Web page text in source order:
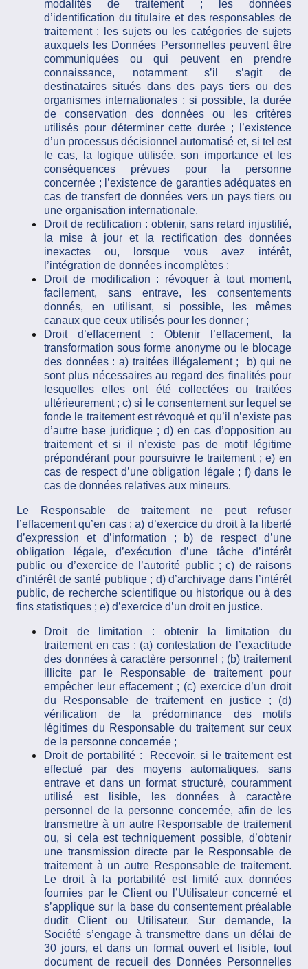
modalités de traitement ; les données
d’identification du titulaire et des responsables de
traitement ; les sujets ou les catégories de sujets
auxquels les Données Personnelles peuvent être
communiquées ou qui peuvent en prendre
connaissance, notamment s’il s’agit de
destinataires situés dans des pays tiers ou des
organismes internationales ; si possible, la durée
de conservation des données ou les critères
utilisés pour déterminer cette durée ; l’existence
d’un processus décisionnel automatisé et, si tel est
le cas, la logique utilisée, son importance et les
conséquences prévues pour la personne
concernée ; l’existence de garanties adéquates en
cas de transfert de données vers un pays tiers ou
une organisation internationale.
Droit de rectification : obtenir, sans retard injustifié,
la mise à jour et la rectification des données
inexactes ou, lorsque vous avez intérêt,
l’intégration de données incomplètes ;
Droit de modification : révoquer à tout moment,
facilement, sans entrave, les consentements
donnés, en utilisant, si possible, les mêmes
canaux que ceux utilisés pour les donner ;
Droit d’effacement : Obtenir l’effacement, la
transformation sous forme anonyme ou le blocage
des données : a) traitées illégalement ; b) qui ne
sont plus nécessaires au regard des finalités pour
lesquelles elles ont été collectées ou traitées
ultérieurement ; c) si le consentement sur lequel se
fonde le traitement est révoqué et qu’il n’existe pas
d’autre base juridique ; d) en cas d’opposition au
traitement et si il n’existe pas de motif légitime
prépondérant pour poursuivre le traitement ; e) en
cas de respect d’une obligation légale ; f) dans le
cas de données relatives aux mineurs.
Le Responsable de traitement ne peut refuser
l’effacement qu’en cas : a) d’exercice du droit à la liberté
d’expression et d’information ; b) de respect d’une
obligation légale, d’exécution d’une tâche d’intérêt
public ou d’exercice de l’autorité public ; c) de raisons
d’intérêt de santé publique ; d) d’archivage dans l’intérêt
public, de recherche scientifique ou historique ou à des
fins statistiques ; e) d’exercice d’un droit en justice.
Droit de limitation : obtenir la limitation du
traitement en cas : (a) contestation de l’exactitude
des données à caractère personnel ; (b) traitement
illicite par le Responsable de traitement pour
empêcher leur effacement ; (c) exercice d’un droit
du Responsable de traitement en justice ; (d)
vérification de la prédominance des motifs
légitimes du Responsable du traitement sur ceux
de la personne concernée ;
Droit de portabilité : Recevoir, si le traitement est
effectué par des moyens automatiques, sans
entrave et dans un format structuré, couramment
utilisé est lisible, les données à caractère
personnel de la personne concernée, afin de les
transmettre à un autre Responsable de traitement
ou, si cela est techniquement possible, d’obtenir
une transmission directe par le Responsable de
traitement à un autre Responsable de traitement.
Le droit à la portabilité est limité aux données
fournies par le Client ou l’Utilisateur concerné et
s’applique sur la base du consentement préalable
dudit Client ou Utilisateur. Sur demande, la
Société s’engage à transmettre dans un délai de
30 jours, et dans un format ouvert et lisible, tout
document de recueil des Données Personnelles